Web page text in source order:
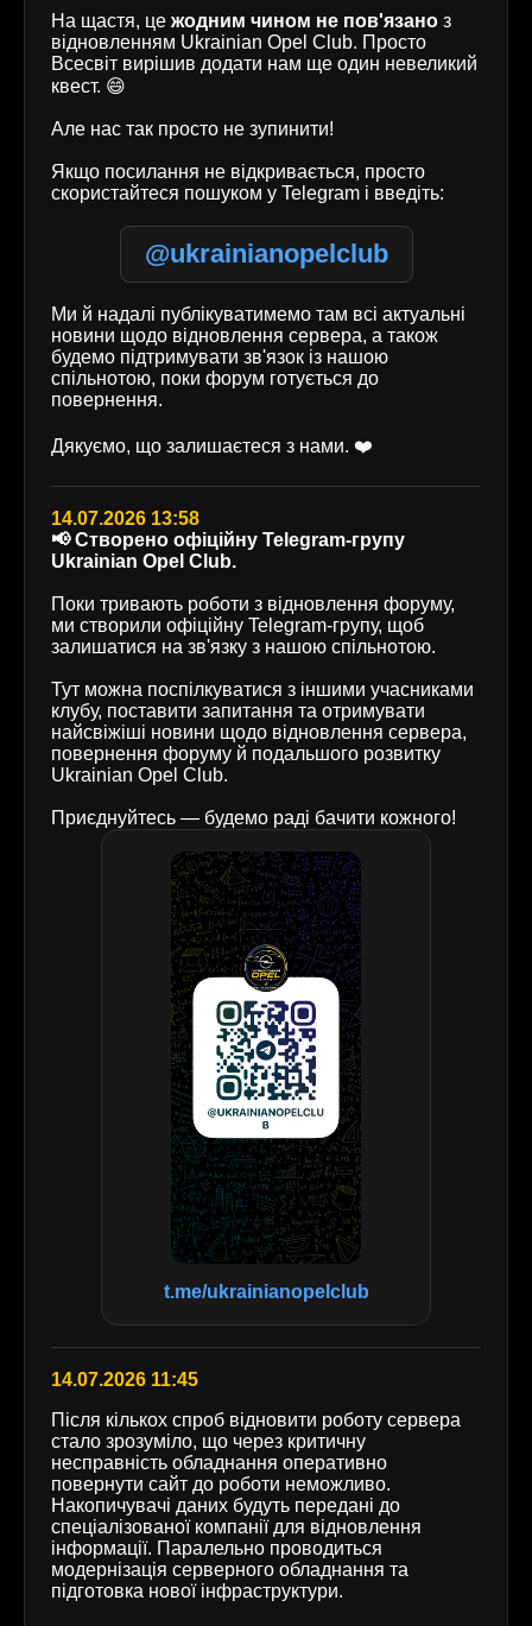
На щастя, це жодним чином не пов'язано з
відновленням Ukrainian Opel Club. Просто
Всесвіт вирішив додати нам ще один невеликий
квест. 😄
Але нас так просто не зупинити!
Якщо посилання не відкривається, просто
скористайтеся пошуком у Telegram і введіть:
@ukrainianopelclub
Ми й надалі публікуватимемо там всі актуальні
новини щодо відновлення сервера, а також
будемо підтримувати зв'язок із нашою
спільнотою, поки форум готується до
повернення.
Дякуємо, що залишаєтеся з нами. ❤️
14.07.2026 13:58
📢 Створено офіційну Telegram-групу
Ukrainian Opel Club.
Поки тривають роботи з відновлення форуму,
ми створили офіційну Telegram-групу, щоб
залишатися на зв'язку з нашою спільнотою.
Тут можна поспілкуватися з іншими учасниками
клубу, поставити запитання та отримувати
найсвіжіші новини щодо відновлення сервера,
повернення форуму й подальшого розвитку
Ukrainian Opel Club.
Приєднуйтесь — будемо раді бачити кожного!
t.me/ukrainianopelclub
14.07.2026 11:45
Після кількох спроб відновити роботу сервера
стало зрозуміло, що через критичну
несправність обладнання оперативно
повернути сайт до роботи неможливо.
Накопичувачі даних будуть передані до
спеціалізованої компанії для відновлення
інформації. Паралельно проводиться
модернізація серверного обладнання та
підготовка нової інфраструктури.